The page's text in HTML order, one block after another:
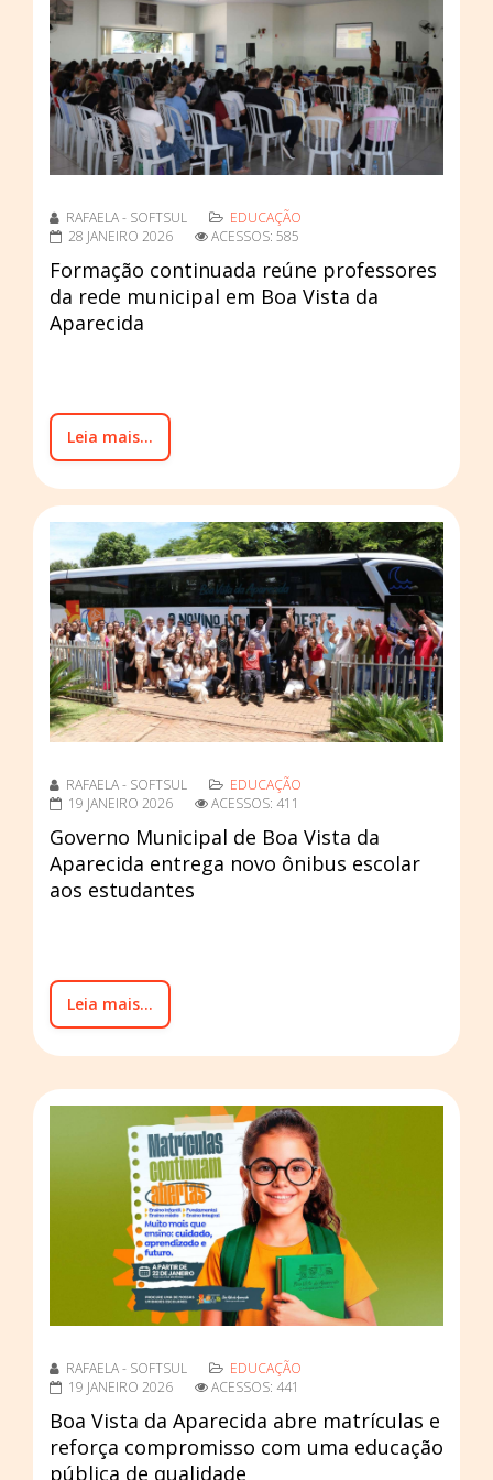
RAFAELA - SOFTSUL
EDUCAÇÃO
28 JANEIRO 2026
ACESSOS: 585
Formação continuada reúne professores
da rede municipal em Boa Vista da
Aparecida
Leia mais...
RAFAELA - SOFTSUL
EDUCAÇÃO
19 JANEIRO 2026
ACESSOS: 411
Governo Municipal de Boa Vista da
Aparecida entrega novo ônibus escolar
aos estudantes
Leia mais...
RAFAELA - SOFTSUL
EDUCAÇÃO
19 JANEIRO 2026
ACESSOS: 441
Boa Vista da Aparecida abre matrículas e
reforça compromisso com uma educação
pública de qualidade